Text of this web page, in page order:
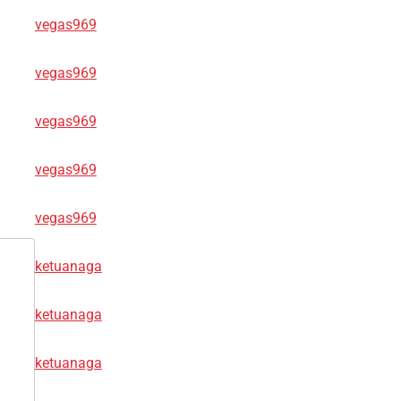
vegas969
vegas969
vegas969
vegas969
vegas969
ketuanaga
ketuanaga
ketuanaga